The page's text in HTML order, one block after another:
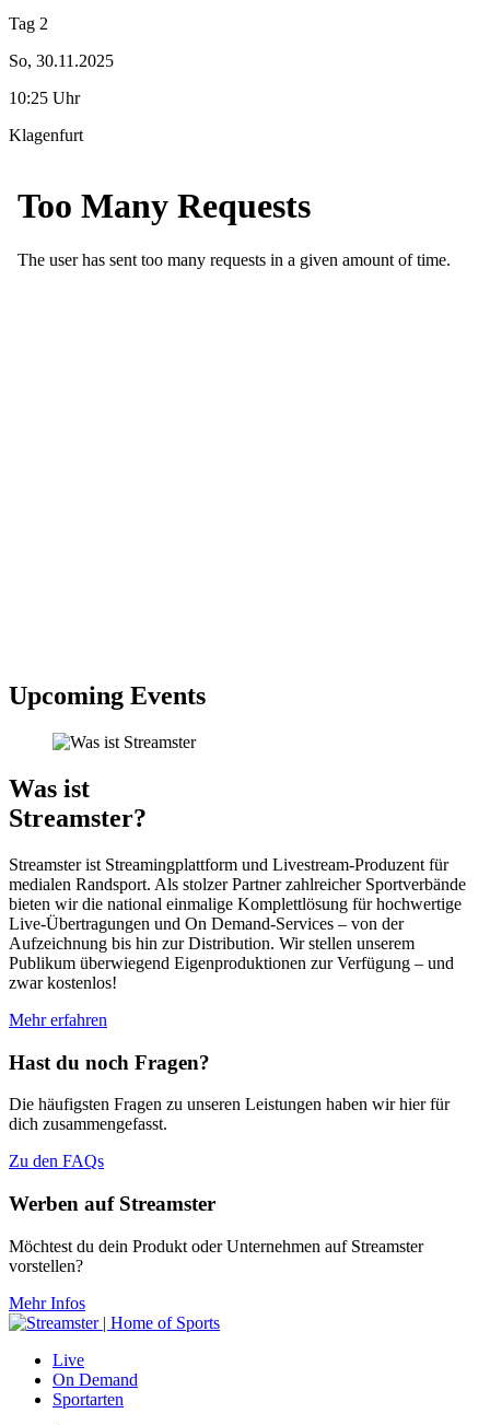
Tag 2
So, 30.11.2025
10:25 Uhr
Klagenfurt
Upcoming Events
Was ist
Streamster?
Streamster ist Streamingplattform und Livestream-Produzent für
medialen Randsport. Als stolzer Partner zahlreicher Sportverbände
bieten wir die national einmalige Komplettlösung für hochwertige
Live-Übertragungen und On Demand-Services – von der
Aufzeichnung bis hin zur Distribution. Wir stellen unserem
Publikum überwiegend Eigenproduktionen zur Verfügung – und
zwar kostenlos!
Mehr erfahren
Hast du noch Fragen?
Die häufigsten Fragen zu unseren Leistungen haben wir hier für
dich zusammengefasst.
Zu den FAQs
Werben auf Streamster
Möchtest du dein Produkt oder Unternehmen auf Streamster
vorstellen?
Mehr Infos
Live
On Demand
Sportarten